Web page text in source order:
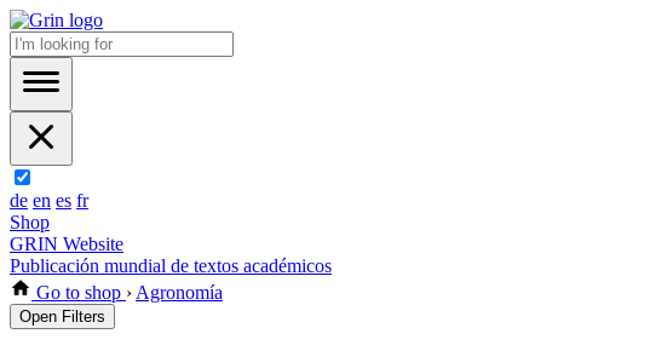
de en es fr
Shop
GRIN Website
Publicación mundial de textos académicos
Go to shop › Agronomía
Open Filters